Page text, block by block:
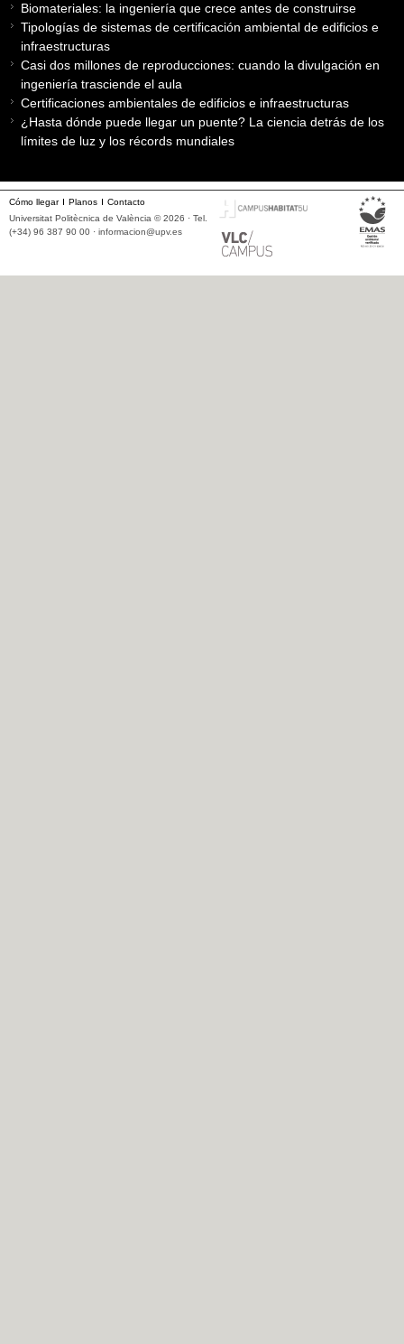
Biomateriales: la ingeniería que crece antes de construirse
Tipologías de sistemas de certificación ambiental de edificios e
infraestructuras
Casi dos millones de reproducciones: cuando la divulgación en
ingeniería trasciende el aula
Certificaciones ambientales de edificios e infraestructuras
¿Hasta dónde puede llegar un puente? La ciencia detrás de los
límites de luz y los récords mundiales
Cómo llegar Planos
Contacto
Universitat Politècnica de València © 2026 · Tel.
(+34) 96 387 90 00 · informacion@upv.es